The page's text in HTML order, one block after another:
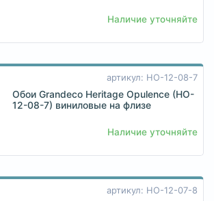
Наличие уточняйте
артикул: HO-12-08-7
Обои Grandeco Heritage Opulence (HO-
12-08-7) виниловые на флизе
Наличие уточняйте
артикул: HO-12-07-8